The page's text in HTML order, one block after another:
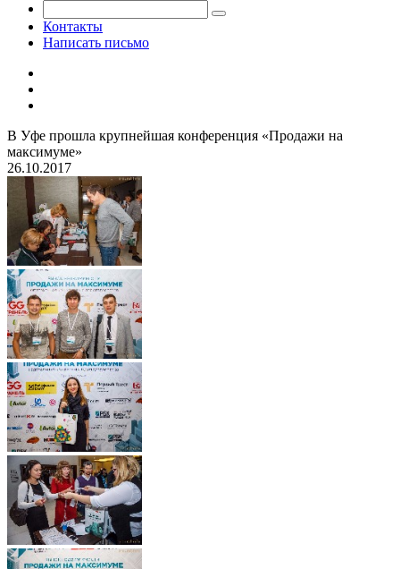
Контакты
Написать письмо
В Уфе прошла крупнейшая конференция «Продажи на
максимуме»
26.10.2017